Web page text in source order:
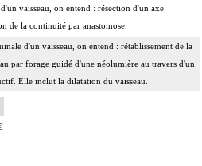
vaisseau, on entend : résection d'un axe
de la continuité par anastomose.
d'un vaisseau, on entend : rétablissement de la
par forage guidé d'une néolumière au travers d'un
Elle inclut la dilatation du vaisseau.
on entend : prothèse vasculaire non couverte,